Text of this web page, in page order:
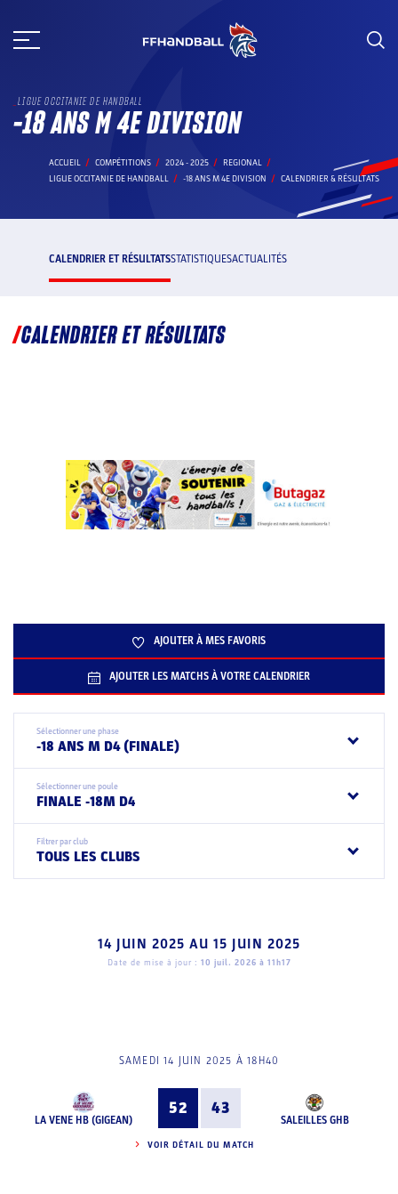
au
LIGUE OCCITANIE DE HANDBALL
-18 ANS M 4E DIVISION
ACCUEIL COMPÉTITIONS 2024 - 2025
REGIONAL
LIGUE OCCITANIE DE HANDBALL
-18 ANS M 4E DIVISION CALENDRIER & RÉSULTATS
CALENDRIER ET RÉSULTATSSTATISTIQUESACTUALITÉS
CALENDRIER ET RÉSULTATS
AJOUTER À MES FAVORIS
AJOUTER LES MATCHS À VOTRE CALENDRIER
Sélectionner une phase
-18 ANS M D4 (FINALE)
Sélectionner une poule
FINALE -18M D4
Filtrer par club
TOUS LES CLUBS
14 JUIN 2025 AU 15 JUIN 2025
Date de mise à jour : 10 juil. 2026 à 11h17
SAMEDI 14 JUIN 2025 À 18H40
LA VENE HB (GIGEAN)
52 43
SALEILLES GHB
VOIR DÉTAIL DU MATCH